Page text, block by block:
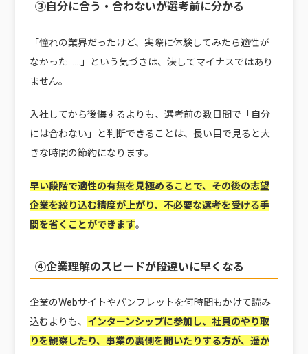
③自分に合う・合わないが選考前に分かる
「憧れの業界だったけど、実際に体験してみたら適性が
なかった……」という気づきは、決してマイナスではあり
ません。
入社してから後悔するよりも、選考前の数日間で「自分
には合わない」と判断できることは、長い目で見ると大
きな時間の節約になります。
早い段階で適性の有無を見極めることで、その後の志望
企業を絞り込む精度が上がり、不必要な選考を受ける手
間を省くことができます。
④企業理解のスピードが段違いに早くなる
企業のWebサイトやパンフレットを何時間もかけて読み
込むよりも、 インターンシップに参加し、社員のやり取
りを観察したり、事業の裏側を聞いたりする方が、遥か